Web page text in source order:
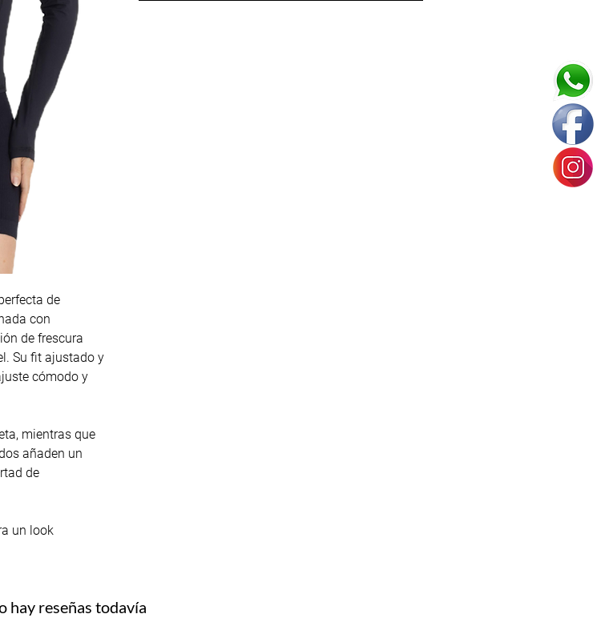
de
con
de frescura
Su fit ajustado y
cómodo y
mientras que
añaden un
de
un look
hay reseñas todavía